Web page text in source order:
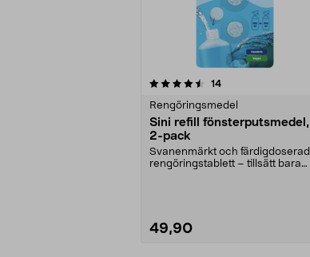
14recensioner
Rengöringsmedel
Sini refill fönsterputsmedel,
2-pack
Svanenmärkt och färdigdoserad
rengöringstablett – tillsätt bara
49,90